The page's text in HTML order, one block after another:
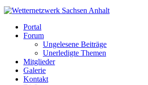
Portal
Forum
Ungelesene Beiträge
Unerledigte Themen
Mitglieder
Galerie
Kontakt